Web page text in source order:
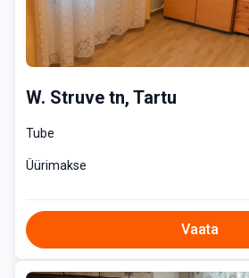
W. Struve tn, Tartu
Tube
Üürimakse
Vaata